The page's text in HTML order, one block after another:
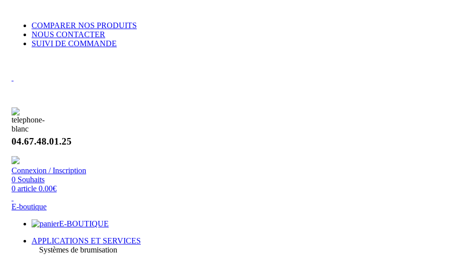
COMPARER NOS PRODUITS
NOUS CONTACTER
SUIVI DE COMMANDE
04.67.48.01.25
Connexion / Inscription
0 Souhaits
0 article 0.00€
E-boutique
E-BOUTIQUE
APPLICATIONS ET SERVICES
Systèmes de brumisation